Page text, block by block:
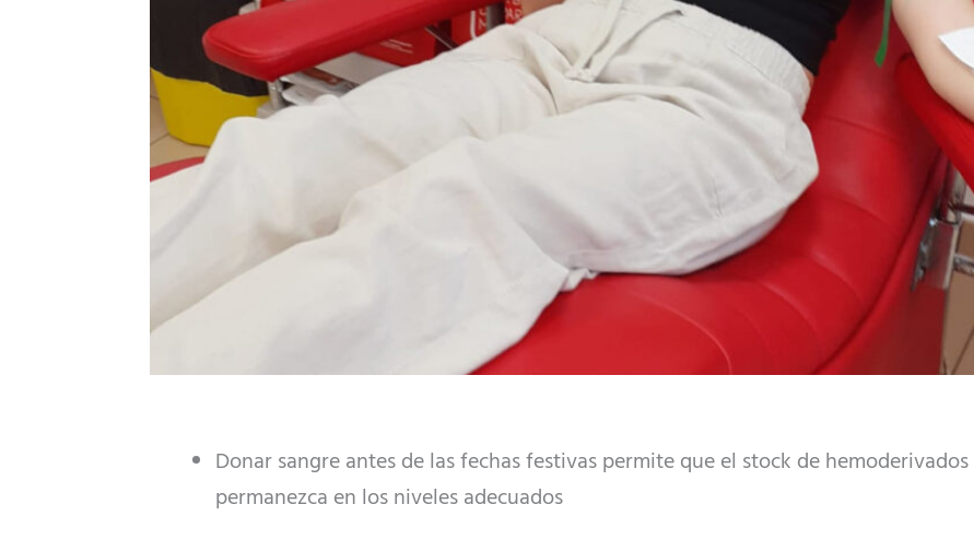
Donar sangre antes de las fechas festivas permite que el stock de
permanezca en los niveles adecuados